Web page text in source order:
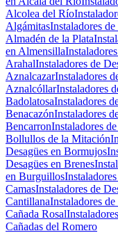
Alcolea del Río
AlgámitasInstaladores
Almadén de la Plata
en Almensilla
ArahalInstaladores de
AznalcazarInstaladores
AznalcóllarInstaladores
BadolatosaInstaladores
BenacazónInstaladores
BencarronInstaladores
Bollullos de la Mitación
Desagües en Bormujos
Desagües en Brenes
en Burguillos
CamasInstaladores de
CantillanaInstaladores
Cañada Rosal
Cañadas del Romero